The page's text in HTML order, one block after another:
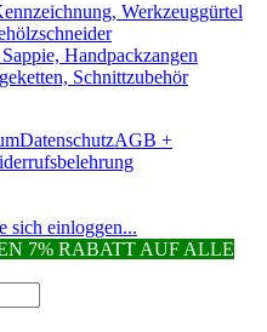
Werkzeuggürtel
Handpackzangen
Schnittzubehör
DatenschutzAGB +
sich einloggen...
7% RABATT AUF ALLE